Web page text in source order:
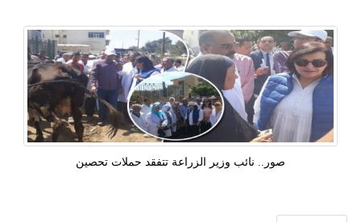
صور.. نائب وزير الزراعة تتفقد حملات تحصين